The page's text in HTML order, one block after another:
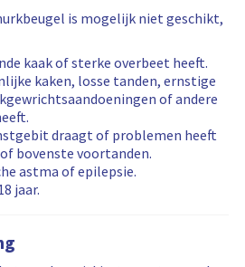
is mogelijk niet geschikt,
kaak of sterke overbeet heeft.
kaken, losse tanden, ernstige
of andere
draagt of problemen heeft
bovenste voortanden.
astma of epilepsie.
jaar.